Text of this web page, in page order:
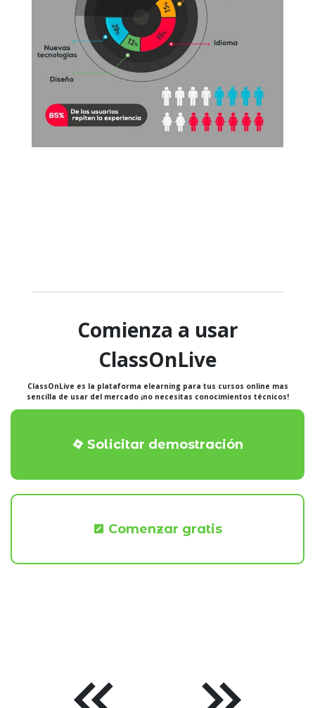
Comienza a usar
ClassOnLive
ClassOnLive es la plataforma elearning para tus cursos online mas
sencilla de usar del mercado ¡no necesitas conocimientos técnicos!
Solicitar demostración
Comenzar gratis